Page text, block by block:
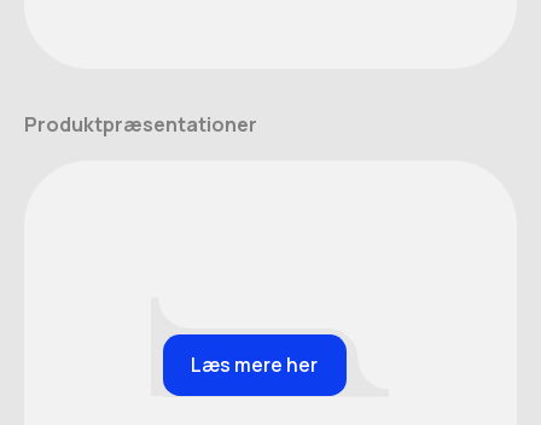
Produktpræsentationer
Læs mere her